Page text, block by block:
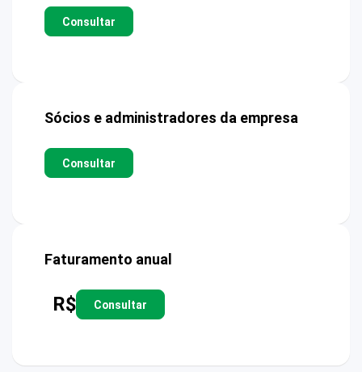
Consultar
Sócios e administradores da empresa
Consultar
Faturamento anual
R$ Consultar